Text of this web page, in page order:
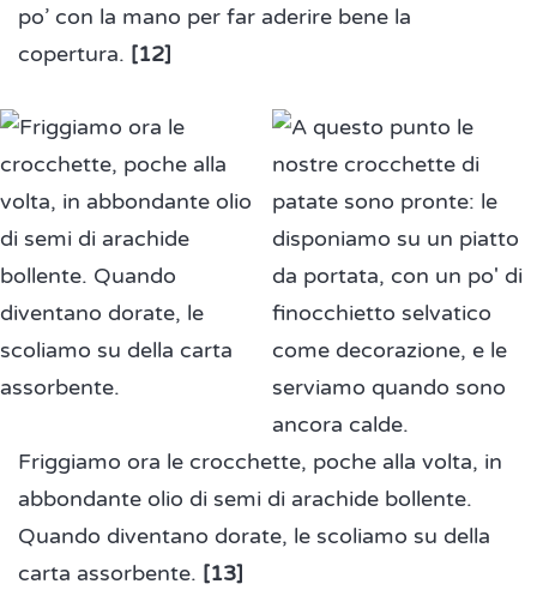
po’ con la mano per far aderire bene la
copertura. [12]
Friggiamo ora le crocchette, poche alla volta, in
abbondante olio di semi di arachide bollente.
Quando diventano dorate, le scoliamo su della
carta assorbente. [13]